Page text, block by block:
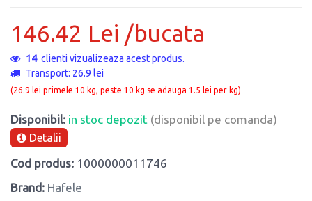
146.42 Lei /bucata
14clienti vizualizeaza acest produs.
Transport: 26.9 lei
(26.9 lei primele 10 kg, peste 10 kg se adauga 1.5 lei per kg)
Disponibil: in stoc depozit (disponibil pe comanda)
Detalii
Cod produs: 1000000011746
Brand: Hafele